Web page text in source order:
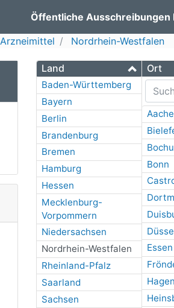
Öffentliche Ausschreibungen
Nordrhein-Westfalen
Land
Baden-Württemberg
Bayern
Berlin
Brandenburg
Bremen
Hamburg
Hessen
Mecklenburg-
Vorpommern
Niedersachsen
Nordrhein-Westfalen
Rheinland-Pfalz
Saarland
Sachsen
Ort
Bonn
Essen
Hagen